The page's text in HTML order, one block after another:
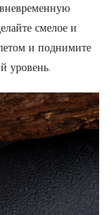
вневременную
смелое и
и поднимите
уровень.